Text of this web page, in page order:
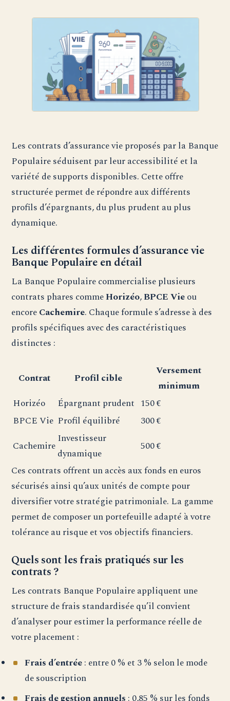
Les contrats d’assurance vie proposés par la Banque
Populaire séduisent par leur accessibilité et la
variété de supports disponibles. Cette offre
structurée permet de répondre aux différents
profils d’épargnants, du plus prudent au plus
dynamique.
Les différentes formules d’assurance vie
Banque Populaire en détail
La Banque Populaire commercialise plusieurs
contrats phares commeHorizéo,BPCE Vieou
encoreCachemire. Chaque formule s’adresse à des
profils spécifiques avec des caractéristiques
distinctes :
Contrat Profil cible
Versement
minimum
Horizéo
Épargnant prudent 150 €
BPCE Vie Profil équilibré
300 €
Cachemire
Investisseur
dynamique
500 €
Ces contrats offrent un accès aux fonds en euros
sécurisés ainsi qu’aux unités de compte pour
diversifier votre stratégie patrimoniale. La gamme
permet de composer un portefeuille adapté à votre
tolérance au risque et vos objectifs financiers.
Quels sont les frais pratiqués sur les
contrats ?
Les contrats Banque Populaire appliquent une
structure de frais standardisée qu’il convient
d’analyser pour estimer la performance réelle de
votre placement :
Frais d’entrée: entre 0 % et 3 % selon le mode
de souscription
Frais de gestion annuels : 0,85 % sur les fonds